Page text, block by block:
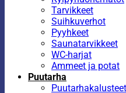
Tarvikkeet
Suihkuverhot
Pyyhkeet
Saunatarvikkeet
WC-harjat
Ammeet ja potat
Puutarha
Puutarhakalusteet